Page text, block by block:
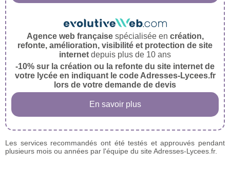
Agence web françaisespécialisée en création,
refonte, amélioration, visibilité et protection de site
internet depuis plus de 10 ans
-10% sur la création ou la refonte du site internet de
votre lycée en indiquant le code Adresses-Lycees.fr
lors de votre demande de devis
En savoir plus
Les services recommandés ont été testés et approuvés pendant
plusieurs mois ou années par l'équipe du site Adresses-Lycees.fr.